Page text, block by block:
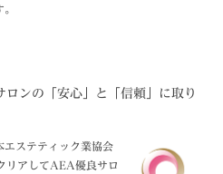
ロンの「安心」と「信頼」に取り
エステティック業協会
リアしてAEA優良サロ